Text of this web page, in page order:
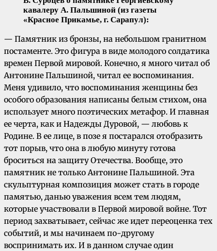
кавалеру А. Пальшиной (из газеты
«Красное Прикамье, г. Сарапул):
— Памятник из бронзы, на небольшом гранитном
постаменте. Это фигура в виде молодого солдатика
времен Первой мировой. Конечно, я много читал об
Антонине Пальшиной, читал ее воспоминания.
Меня удивило, что воспоминания женщины без
особого образования написаны белым стихом, она
использует много поэтических метафор. И главная
ее черта, как и Надежды Дуровой, — любовь к
Родине. В ее лице, в позе я постарался отобразить
тот порыв, что она в любую минуту готова
броситься на защиту Отечества. Вообще, это
памятник не только Антонине Пальшиной. Эта
скульптурная композиция может стать в городе
памятью, данью уважения всем тем людям,
которые участвовали в Первой мировой войне. Тот
период захватывает, сейчас же идет переоценка тех
событий, и мы начинаем по-другому
воспринимать их. И в данном случае один